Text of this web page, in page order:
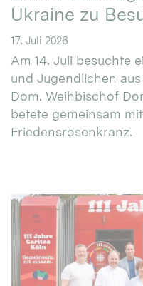
Ukraine zu
17. Juli 2026
Am 14. Juli besuchte
und Jugendlichen
Dom. Weihbischof
betete gemeinsam
Friedensrosenkranz.